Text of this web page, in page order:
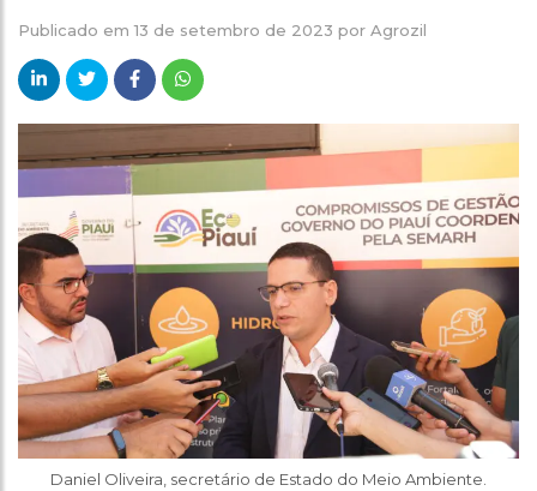
Publicado em13 de setembro de 2023 por Agrozil
Daniel Oliveira, secretário de Estado do Meio Ambiente.